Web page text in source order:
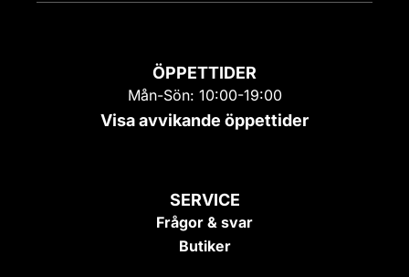
ÖPPETTIDER
Mån-Sön: 10:00-19:00
Visa avvikande öppettider
SERVICE
Frågor & svar
Butiker